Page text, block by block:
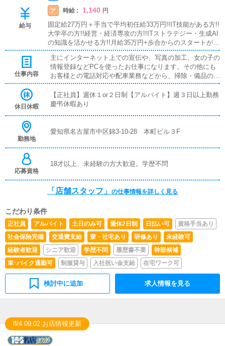
給与
ア 時給 : 1,140 円
固定給27万円＋手当で平均初任給33万円!!IT技能がある方!!
大学卒の方!!経営・経済専攻の方!!ITストラテジー・生成AI
の知識を活かせる方!!月給35万円+歩合からのスタートが可
能です!!■インセンティブあり■大入り手当あり■昇給あり■
深夜手当あり■試用期間あり■日払い可アルバイト / 時給1,
140円以上
仕事内容
主にインターネット上での宣伝や、写真の加工、女の子の
情報登録などPCを使ったお仕事になります。その他にも
お客様との電話対応や配車業務などから、掃除・備品の管
理といった雑務までお仕事は多岐に渡ります。どんな状況
にでも対応できる、総合的なスキルを高めていただけま
す。■対面接客・受付業務お客様からのお問合せや来店さ
ニュアルや、先輩スタッフに付いて業務内容を見ながら
働けます。■PC更新業務ヘブンネットなど、ポータルサイ
の出勤情報やイベント、求人ブログの作成となります。基
単にできます。■清掃・備品管理お客様やキャストの方に
客様のご案内、タオル畳等)お仕事に慣れてきましたらお
客様の接客・受付、電話対応等
休日休暇
【正社員】週休１or２日制【アルバイト】週３日以上勤務
慶弔休暇あり
勤務地
愛知県名古屋市中区錦3-10-28 本町ビル３F
応募資格
18才以上、未経験の方大歓迎。学歴不問
「店舗スタッフ」 の仕事情報を詳しく見る
こだわり条件
正社員 アルバイト 土日のみ可 週休2日制 日払い可
資格手当あり
社会保険完備
交通費支給 寮・社宅あり 研修あり
未経験可
経験者歓迎
シニア歓迎 学歴不問 履歴書不要
幹部候補
車･バイク通勤可
制服貸与 入社祝い金支給 在宅ワーク可
検討中に追加 求人情報を見る
8/4 09:02 お店情報更新